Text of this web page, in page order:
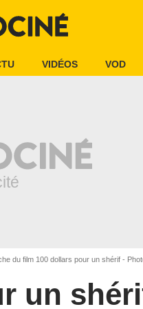
VIDÉOS VOD
du film 100 dollars pour un shérif -
un